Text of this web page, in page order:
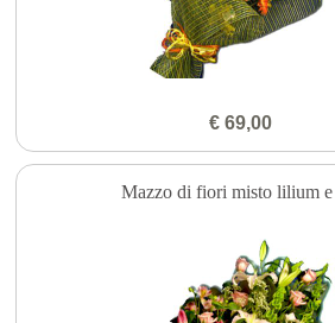
€ 69,00
Mazzo di fiori misto lilium e